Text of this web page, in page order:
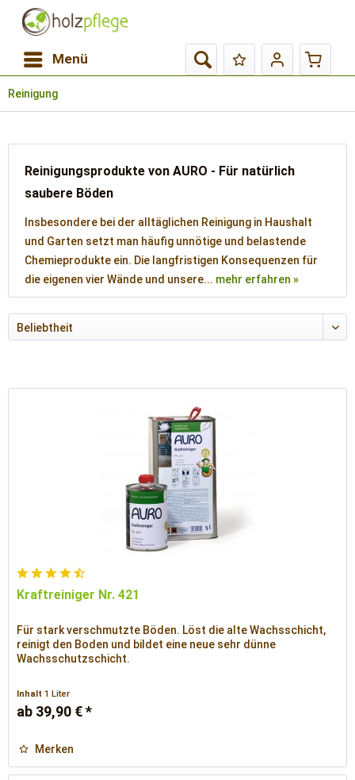
Menü
Reinigung
Reinigungsprodukte von AURO - Für natürlich
saubere Böden
Insbesondere bei der alltäglichen Reinigung in Haushalt
und Garten setzt man häufig unnötige und belastende
Chemieprodukte ein. Die langfristigen Konsequenzen für
die eigenen vier Wände und unsere... mehr erfahren »
Kraftreiniger Nr. 421
Für stark verschmutzte Böden. Löst die alte Wachsschicht,
reinigt den Boden und bildet eine neue sehr dünne
Wachsschutzschicht.
Inhalt1 Liter
ab 39,90 € *
Merken